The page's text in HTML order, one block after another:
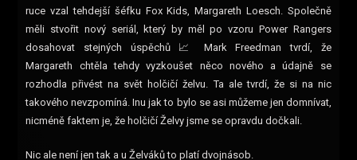
ruce vzal tehdejší šéfku Fox Kids, Margareth Loesch. Společně
měli stvořit nový seriál, který by měl po vzoru Power Rangers
dosahovat stejných úspěchů 📈 Mark Freedman tvrdí, že
Margareth chtěla tehdy vyzkoušet něco nového a údajně se
rozhodla přivést na svět holčičí želvu. Ta ale tvrdí, že si na nic
takového nevzpomíná. Inu jak to bylo se asi můžeme jen domnívat,
nicméně faktem je, že holčičí Želvy jsme se opravdu dočkali.
Nic ale není jen tak a u Želváků to platí dvojnásob.